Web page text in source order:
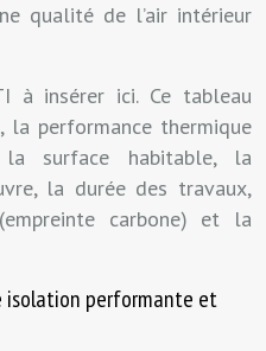
qualité de l’air intérieur
à insérer ici. Ce tableau
performance thermique
surface habitable, la
la durée des travaux,
carbone) et la
isolation performante et